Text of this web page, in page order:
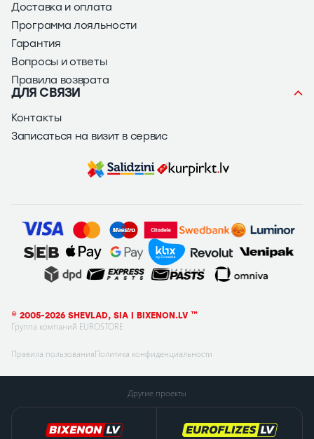
Доставка и оплата
Программа лояльности
Гарантия
Вопросы и ответы
Правила возврата
ДЛЯ СВЯЗИ
Контакты
Записаться на визит в сервис
© 2005-2026 SHEVLAD, SIA | BIXENON.LV ™
Группа компаний EUROSTORE
Правила пользованияПолитика конфиденциальности
Другие проекты